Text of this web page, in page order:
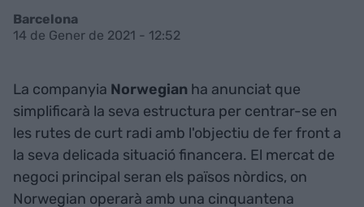
Barcelona
14 de Gener de 2021 - 12:52
La companyia Norwegian ha anunciat que
simplificarà la seva estructura per centrar-se en
les rutes de curt radi amb l'objectiu de fer front a
la seva delicada situació financera. El mercat de
negoci principal seran els països nòrdics, on
Norwegian operarà amb una cinquantena